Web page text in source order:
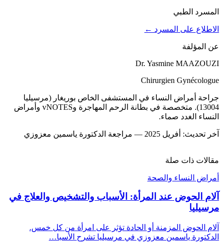
المسرد الطبي
الاطلاع على المسرد ←
عن المؤلفة
Dr. Yasmine MAAZOUZI
Chirurgien Gynécologue
جراحة أمراض النساء في المستشفى الخاص بوريغار (مرسيليا
13004). متخصصة في بطانة الرحم المهاجرة وvNOTES وأمراض
النساء الغدد صماء.
آخر تحديث: أفريل 2025 — مراجعة الدكتورة ياسمين معزوزي
مقالات ذات صلة
أمراض النساء والصحة
آلام الحوض عند المرأة: الأسباب والتشخيص والعلاج في
مرسيليا
آلام الحوض المزمنة أو الحادة تؤثر على امرأة من كل خمس.
الدكتورة ياسمين معزوزي في مرسيليا تشرح الأسبا…